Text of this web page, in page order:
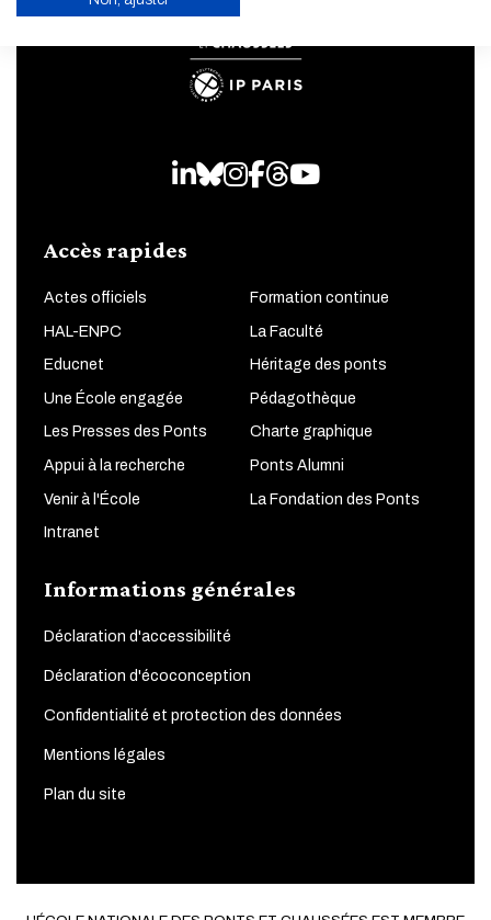
ANNULER
LinkedIn
Bluesky
Instagram
Facebook
Threads
Youtube
Accès rapides
Actes officiels Formation continue
HAL-ENPC La Faculté
Educnet Héritage des ponts
Une École engagée Pédagothèque
Les Presses des Ponts Charte graphique
Appui à la recherche Ponts Alumni
Venir à l'École La Fondation des Ponts
Intranet
Informations générales
Déclaration d'accessibilité
Déclaration d'écoconception
Confidentialité et protection des données
Mentions légales
Plan du site